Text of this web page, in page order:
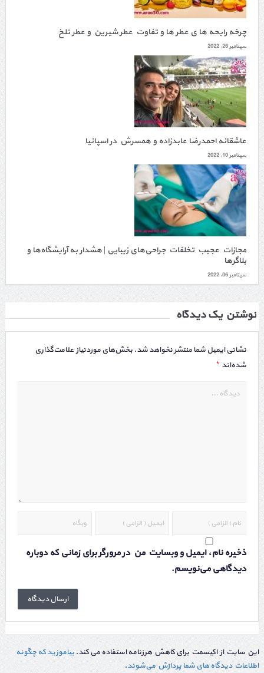
چرخه رایحه ها ی عطر ها و تفاوت عطر شیرین و عطر تلخ
سپتامبر 26, 2022
عاشقانه احمدرضا عابدزاده و همسرش در اسپانیا
سپتامبر 10, 2022
مجازات عجیب تخلفات جراحی‌های زیبایی | هشدار به آرایشگاه‌ها و
بلاگرها
سپتامبر 06, 2022
نوشتن یک دیدگاه
نشانی ایمیل شما منتشر نخواهد شد. بخش‌های موردنیاز علامت‌گذاری
شده‌اند *
ذخیره نام، ایمیل و وبسایت من در مرورگر برای زمانی که دوباره
دیدگاهی می‌نویسم.
این سایت از اکیسمت برای کاهش هرزنامه استفاده می کند.بیاموزید که چگونه
اطلاعات دیدگاه های شما پردازش می‌شوند.